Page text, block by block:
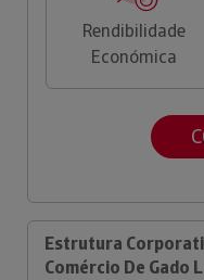
Rendibilidade
Económica
Estrutura
Comércio De Gado